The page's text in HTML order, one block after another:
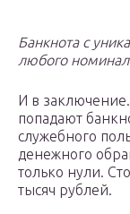
Банкнота с
любого
И в
попадают
служебного
денежного
только нули.
тысяч рублей.